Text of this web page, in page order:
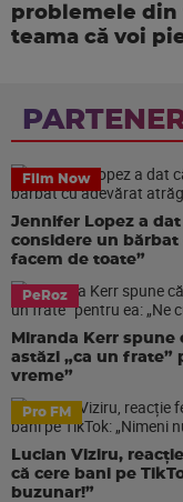
problemele din
teama că voi
Film Now
Jennifer Lopez a
considere un bărbat
facem de toate”
PeRoz
Miranda Kerr spune
astăzi „ca un frate”
vreme”
Pro FM
Lucian Viziru,
că cere bani pe
buzunar!”